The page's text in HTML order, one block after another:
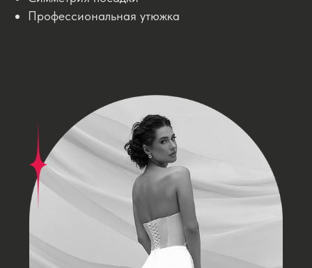
Профессиональная утюжка